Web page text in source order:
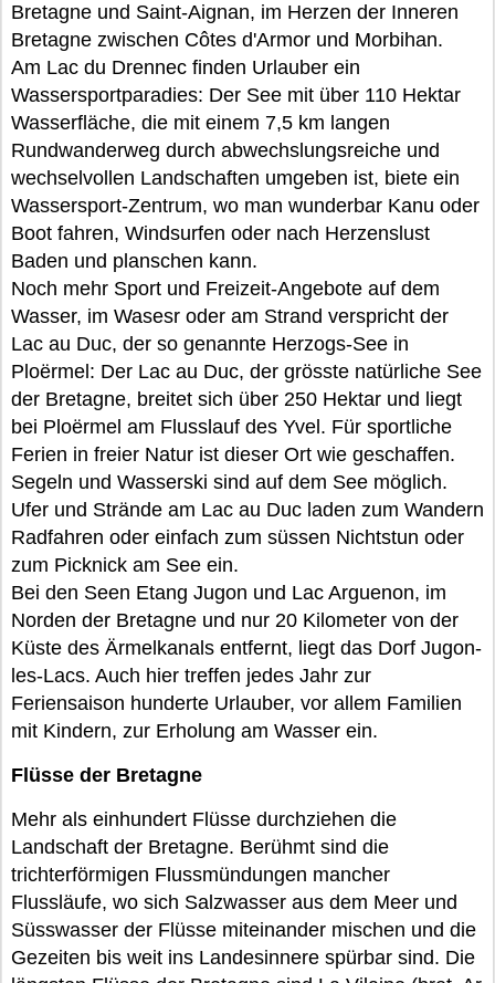
Bretagne und Saint-Aignan, im Herzen der Inneren
Bretagne zwischen Côtes d'Armor und Morbihan.
Am Lac du Drennec finden Urlauber ein
Wassersportparadies: Der See mit über 110 Hektar
Wasserfläche, die mit einem 7,5 km langen
Rundwanderweg durch abwechslungsreiche und
wechselvollen Landschaften umgeben ist, biete ein
Wassersport-Zentrum, wo man wunderbar Kanu oder
Boot fahren, Windsurfen oder nach Herzenslust
Baden und planschen kann.
Noch mehr Sport und Freizeit-Angebote auf dem
Wasser, im Wasesr oder am Strand verspricht der
Lac au Duc, der so genannte Herzogs-See in
Ploërmel: Der Lac au Duc, der grösste natürliche See
der Bretagne, breitet sich über 250 Hektar und liegt
bei Ploërmel am Flusslauf des Yvel. Für sportliche
Ferien in freier Natur ist dieser Ort wie geschaffen.
Segeln und Wasserski sind auf dem See möglich.
Ufer und Strände am Lac au Duc laden zum Wandern
Radfahren oder einfach zum süssen Nichtstun oder
zum Picknick am See ein.
Bei den Seen Etang Jugon und Lac Arguenon, im
Norden der Bretagne und nur 20 Kilometer von der
Küste des Ärmelkanals entfernt, liegt das Dorf Jugon-
les-Lacs. Auch hier treffen jedes Jahr zur
Feriensaison hunderte Urlauber, vor allem Familien
mit Kindern, zur Erholung am Wasser ein.
Flüsse der Bretagne
Mehr als einhundert Flüsse durchziehen die
Landschaft der Bretagne. Berühmt sind die
trichterförmigen Flussmündungen mancher
Flussläufe, wo sich Salzwasser aus dem Meer und
Süsswasser der Flüsse miteinander mischen und die
Gezeiten bis weit ins Landesinnere spürbar sind. Die